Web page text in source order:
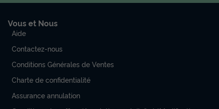
Vous et Nous
Aide
Contactez-nous
Conditions Générales de Ventes
Charte de confidentialité
Assurance annulation